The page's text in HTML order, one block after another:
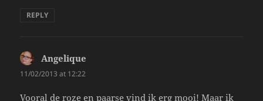
REPLY
Angelique
11/02/2013 at 12:22
Vooral de roze en paarse vind ik erg mooi! Maar ik